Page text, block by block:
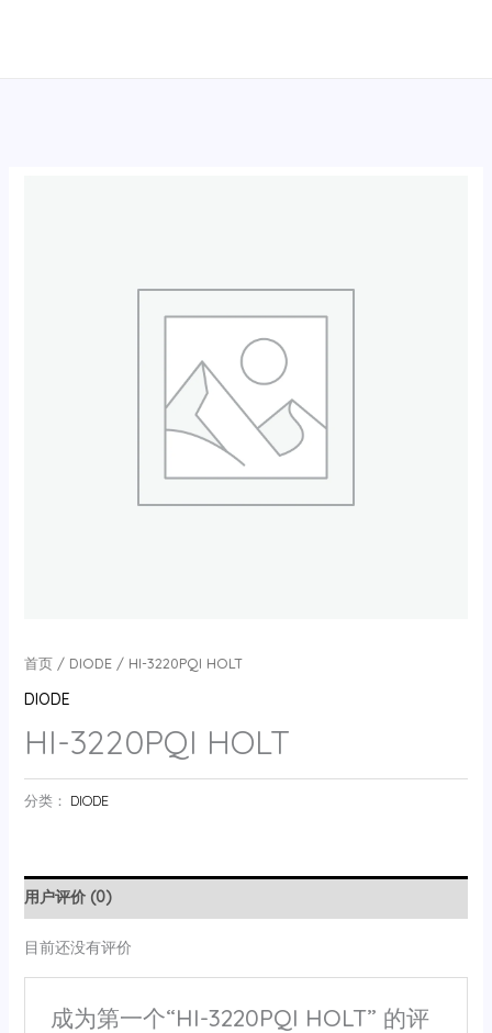
首页/ DIODE/ HI-3220PQI HOLT
DIODE
HI-3220PQI HOLT
分类： DIODE
用户评价 (0)
目前还没有评价
成为第一个“HI-3220PQI HOLT” 的评